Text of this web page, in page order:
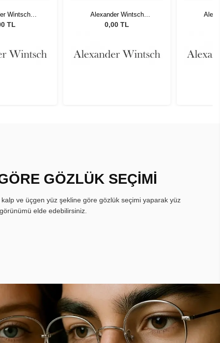
Wintsch
C2
TL
Alexander Wintsch
AW20167 C2
0,00 TL
GÖZLÜK SEÇİMİ
ve üçgen yüz şekline göre gözlük seçimi yaparak yüz
elde edebilirsiniz.